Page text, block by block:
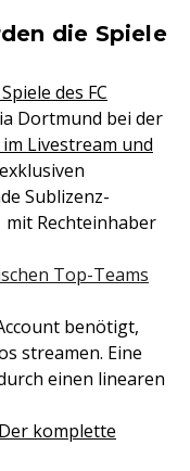
die Spiele
des FC
Dortmund bei der
Livestream und
Sublizenz-
mit Rechteinhaber
Top-Teams
benötigt,
streamen. Eine
einen linearen
komplette